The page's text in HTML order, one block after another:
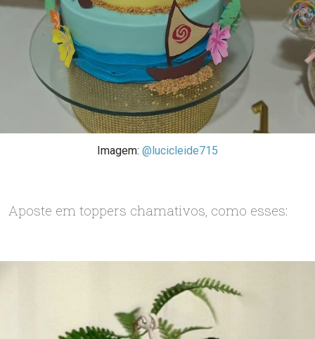
Imagem: @lucicleide715
Aposte em toppers chamativos, como esses: